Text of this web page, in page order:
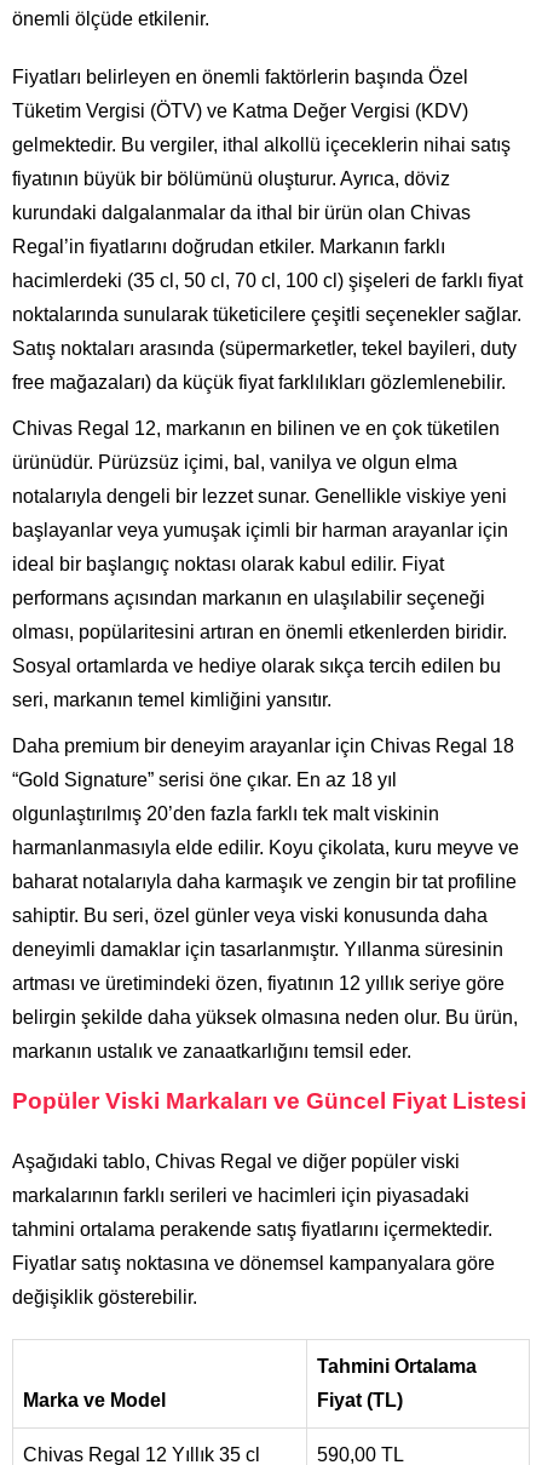
önemli ölçüde etkilenir.
Fiyatları belirleyen en önemli faktörlerin başında Özel
Tüketim Vergisi (ÖTV) ve Katma Değer Vergisi (KDV)
gelmektedir. Bu vergiler, ithal alkollü içeceklerin nihai satış
fiyatının büyük bir bölümünü oluşturur. Ayrıca, döviz
kurundaki dalgalanmalar da ithal bir ürün olan Chivas
Regal’in fiyatlarını doğrudan etkiler. Markanın farklı
hacimlerdeki (35 cl, 50 cl, 70 cl, 100 cl) şişeleri de farklı fiyat
noktalarında sunularak tüketicilere çeşitli seçenekler sağlar.
Satış noktaları arasında (süpermarketler, tekel bayileri, duty
free mağazaları) da küçük fiyat farklılıkları gözlemlenebilir.
Chivas Regal 12, markanın en bilinen ve en çok tüketilen
ürünüdür. Pürüzsüz içimi, bal, vanilya ve olgun elma
notalarıyla dengeli bir lezzet sunar. Genellikle viskiye yeni
başlayanlar veya yumuşak içimli bir harman arayanlar için
ideal bir başlangıç noktası olarak kabul edilir. Fiyat
performans açısından markanın en ulaşılabilir seçeneği
olması, popülaritesini artıran en önemli etkenlerden biridir.
Sosyal ortamlarda ve hediye olarak sıkça tercih edilen bu
seri, markanın temel kimliğini yansıtır.
Daha premium bir deneyim arayanlar için Chivas Regal 18
“Gold Signature” serisi öne çıkar. En az 18 yıl
olgunlaştırılmış 20’den fazla farklı tek malt viskinin
harmanlanmasıyla elde edilir. Koyu çikolata, kuru meyve ve
baharat notalarıyla daha karmaşık ve zengin bir tat profiline
sahiptir. Bu seri, özel günler veya viski konusunda daha
deneyimli damaklar için tasarlanmıştır. Yıllanma süresinin
artması ve üretimindeki özen, fiyatının 12 yıllık seriye göre
belirgin şekilde daha yüksek olmasına neden olur. Bu ürün,
markanın ustalık ve zanaatkarlığını temsil eder.
Popüler Viski Markaları ve Güncel Fiyat Listesi
Aşağıdaki tablo, Chivas Regal ve diğer popüler viski
markalarının farklı serileri ve hacimleri için piyasadaki
tahmini ortalama perakende satış fiyatlarını içermektedir.
Fiyatlar satış noktasına ve dönemsel kampanyalara göre
değişiklik gösterebilir.
Marka ve Model
Tahmini Ortalama
Fiyat (TL)
Chivas Regal 12 Yıllık 35 cl 590,00 TL